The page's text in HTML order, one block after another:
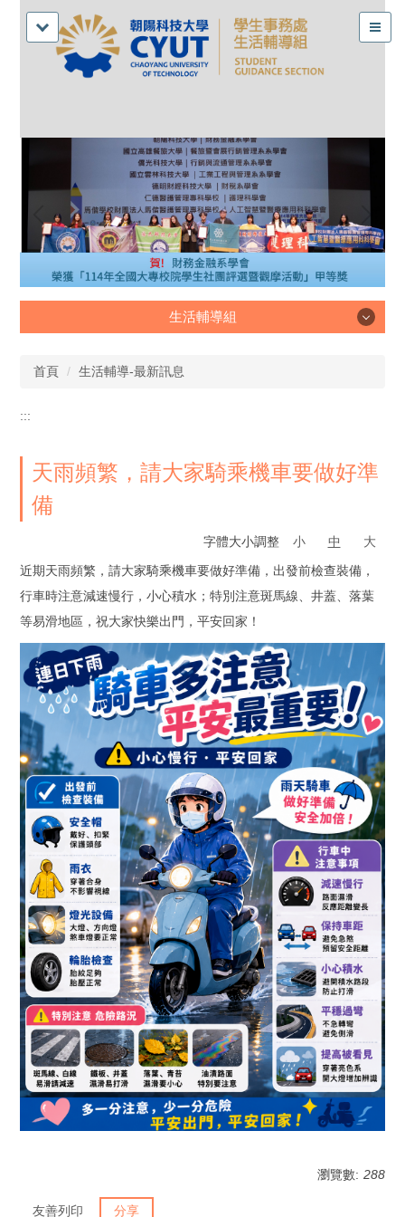
生活輔導組
生活輔導組
首頁 生活輔導-最新訊息
:::
天雨頻繁，請大家騎乘機車要做好準
備
字體大小調整 小 中
大
近期天雨頻繁，請大家騎乘機車要做好準備，出發前檢查裝備，
行車時注意減速慢行，小心積水；特別注意斑馬線、井蓋、落葉
等易滑地區，祝大家快樂出門，平安回家！
瀏覽數: 288
友善列印 分享